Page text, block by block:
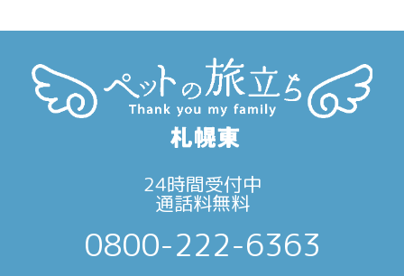
24時間受付中
通話料無料
0800-222-6363